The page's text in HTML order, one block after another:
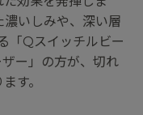
濃いしみや、深い層
「Qスイッチルビー
ー」の方が、切れ
す。